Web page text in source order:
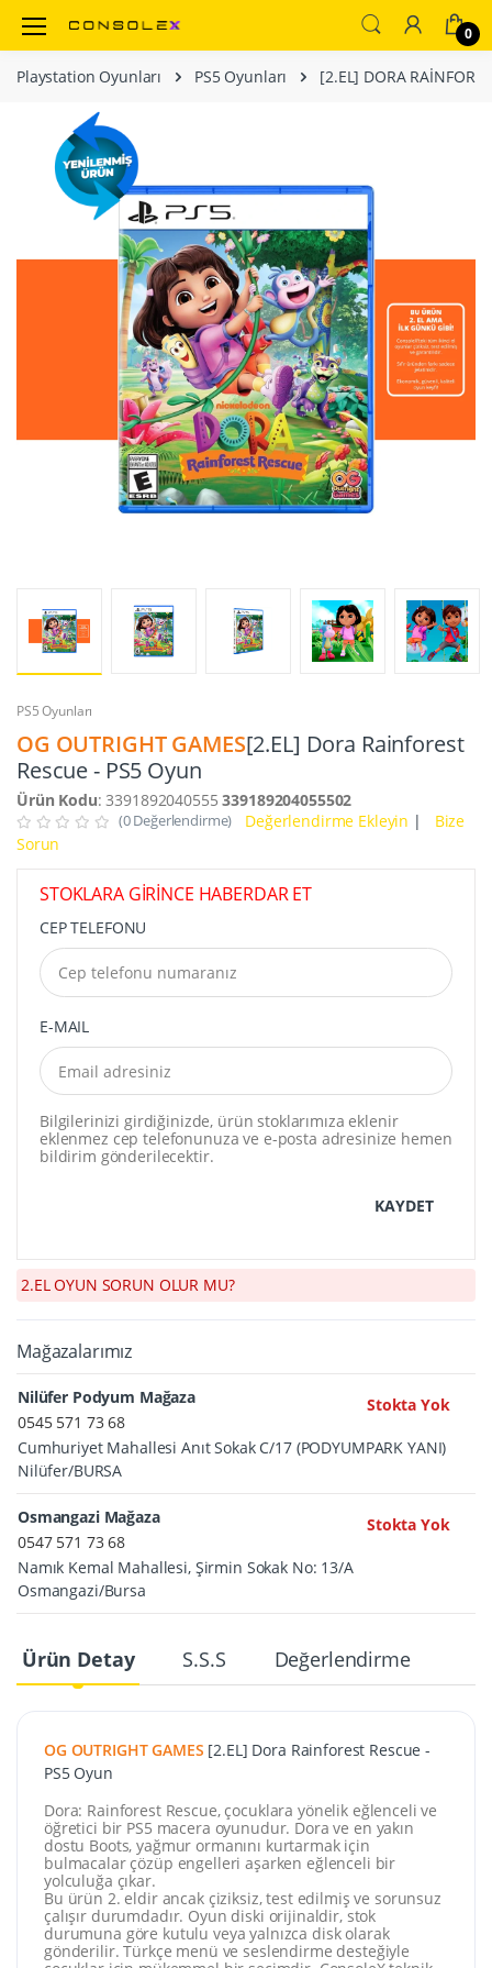
0
Playstation Oyunları PS5 Oyunları [2.EL] DORA
PS5 Oyunları
OG OUTRIGHT GAMES[2.EL] Dora Rainforest
Rescue - PS5 Oyun
Ürün Kodu: 3391892040555339189204055502
(0 Değerlendirme) Değerlendirme Ekleyin |
Bize
Sorun
STOKLARA GİRİNCE HABERDAR ET
CEP TELEFONU
E-MAIL
Bilgilerinizi girdiğinizde, ürün stoklarımıza eklenir
eklenmez cep telefonunuza ve e-posta adresinize hemen
bildirim gönderilecektir.
KAYDET
2.EL OYUN SORUN OLUR MU?
Mağazalarımız
Nilüfer Podyum Mağaza
Stokta Yok
0545 571 73 68
Cumhuriyet Mahallesi Anıt Sokak C/17 (PODYUMPARK YANI)
Nilüfer/BURSA
Osmangazi Mağaza
Stokta Yok
0547 571 73 68
Namık Kemal Mahallesi, Şirmin Sokak No: 13/A
Osmangazi/Bursa
Ürün Detay S.S.S Değerlendirme
OG OUTRIGHT GAMES [2.EL] Dora Rainforest Rescue -
PS5 Oyun
Dora: Rainforest Rescue, çocuklara yönelik eğlenceli ve
öğretici bir PS5 macera oyunudur. Dora ve en yakın
dostu Boots, yağmur ormanını kurtarmak için
bulmacalar çözüp engelleri aşarken eğlenceli bir
yolculuğa çıkar.
Bu ürün 2. eldir ancak çiziksiz, test edilmiş ve sorunsuz
çalışır durumdadır. Oyun diski orijinaldir, stok
durumuna göre kutulu veya yalnızca disk olarak
gönderilir. Türkçe menü ve seslendirme desteğiyle